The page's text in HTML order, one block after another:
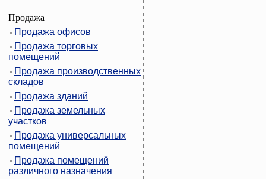
Продажа
Продажа офисов
Продажа торговых
помещений
Продажа производственных
складов
Продажа зданий
Продажа земельных
участков
Продажа универсальных
помещений
Продажа помещений
различного назначения